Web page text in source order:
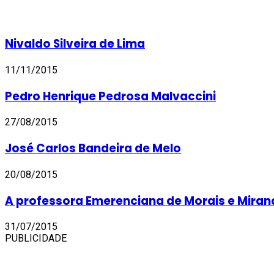
Nivaldo Silveira de Lima
11/11/2015
Pedro Henrique Pedrosa Malvaccini
27/08/2015
José Carlos Bandeira de Melo
20/08/2015
A professora Emerenciana de Morais e
31/07/2015
PUBLICIDADE